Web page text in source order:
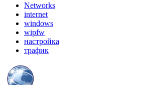
Networks
internet
windows
wipfw
настройка
трафик